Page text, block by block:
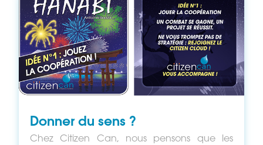
Donner du sens ?
Chez Citizen Can, nous pensons que les